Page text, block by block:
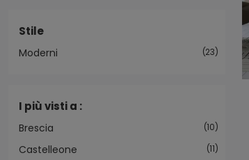
Stile
Moderni 23
I più visti a :
Brescia 10
Castelleone 11